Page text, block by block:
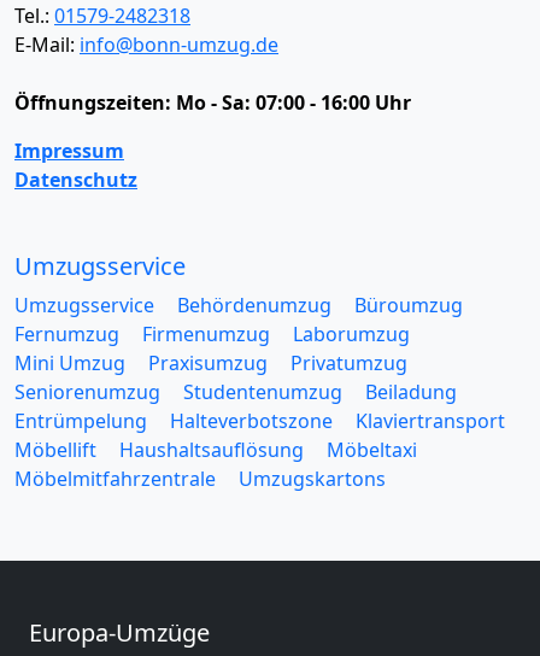
Tel.: 01579-2482318
E-Mail: info@bonn-umzug.de
Öffnungszeiten: Mo - Sa: 07:00 - 16:00 Uhr
Impressum
Datenschutz
Umzugsservice
Umzugsservice Behördenumzug
Büroumzug
Fernumzug
Firmenumzug
Laborumzug
Mini Umzug
Praxisumzug
Privatumzug
Seniorenumzug
Studentenumzug
Beiladung
Entrümpelung
Halteverbotszone
Klaviertransport
Möbellift
Haushaltsauflösung
Möbeltaxi
Möbelmitfahrzentrale
Umzugskartons
Europa-Umzüge